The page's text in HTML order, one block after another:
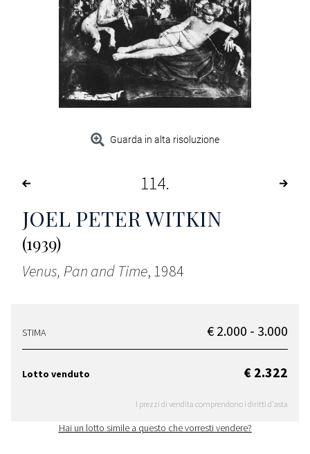
Guarda in alta risoluzione
114
JOEL PETER WITKIN
(1939)
Venus, Pan and Time, 1984
STIMA € 2.000 - 3.000
Lotto venduto € 2.322
I prezzi di vendita comprendono i diritti d'asta
Hai un lotto simile a questo che vorresti vendere?